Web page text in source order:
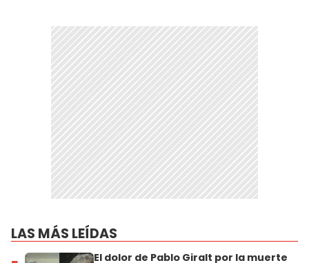
LAS MÁS LEÍDAS
El dolor de Pablo Giralt por la muerte